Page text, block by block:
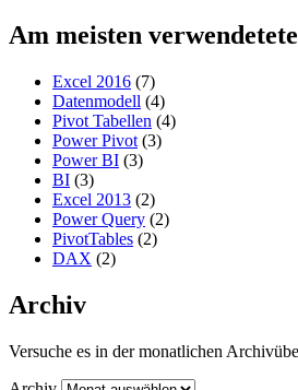
Am meisten
Excel 2016 (7)
Datenmodell (4)
Pivot Tabellen (4)
Power Pivot (3)
Power BI (3)
BI (3)
Excel 2013 (2)
Power Query (2)
PivotTables (2)
DAX (2)
Archiv
Versuche es in der monatlichen